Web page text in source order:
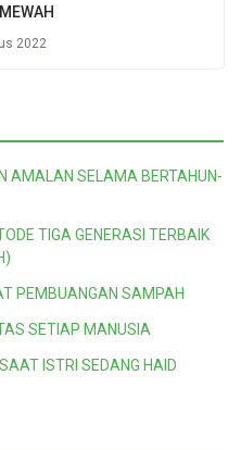
2022
AMALAN SELAMA BERTAHUN-
TIGA GENERASI TERBAIK
PEMBUANGAN SAMPAH
SETIAP MANUSIA
ISTRI SEDANG HAID